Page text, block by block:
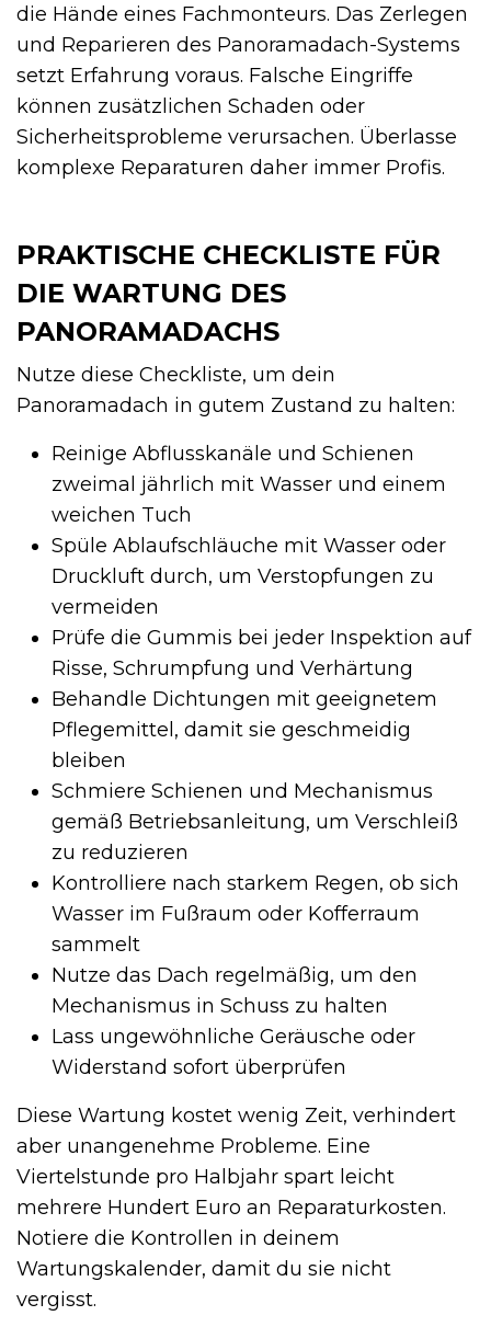
die Hände eines Fachmonteurs. Das Zerlegen
und Reparieren des Panoramadach-Systems
setzt Erfahrung voraus. Falsche Eingriffe
können zusätzlichen Schaden oder
Sicherheitsprobleme verursachen. Überlasse
komplexe Reparaturen daher immer Profis.
PRAKTISCHE CHECKLISTE FÜR
DIE WARTUNG DES
PANORAMADACHS
Nutze diese Checkliste, um dein
Panoramadach in gutem Zustand zu halten:
Reinige Abflusskanäle und Schienen
zweimal jährlich mit Wasser und einem
weichen Tuch
Spüle Ablaufschläuche mit Wasser oder
Druckluft durch, um Verstopfungen zu
vermeiden
Prüfe die Gummis bei jeder Inspektion auf
Risse, Schrumpfung und Verhärtung
Behandle Dichtungen mit geeignetem
Pflegemittel, damit sie geschmeidig
bleiben
Schmiere Schienen und Mechanismus
gemäß Betriebsanleitung, um Verschleiß
zu reduzieren
Kontrolliere nach starkem Regen, ob sich
Wasser im Fußraum oder Kofferraum
sammelt
Nutze das Dach regelmäßig, um den
Mechanismus in Schuss zu halten
Lass ungewöhnliche Geräusche oder
Widerstand sofort überprüfen
Diese Wartung kostet wenig Zeit, verhindert
aber unangenehme Probleme. Eine
Viertelstunde pro Halbjahr spart leicht
mehrere Hundert Euro an Reparaturkosten.
Notiere die Kontrollen in deinem
Wartungskalender, damit du sie nicht
vergisst.